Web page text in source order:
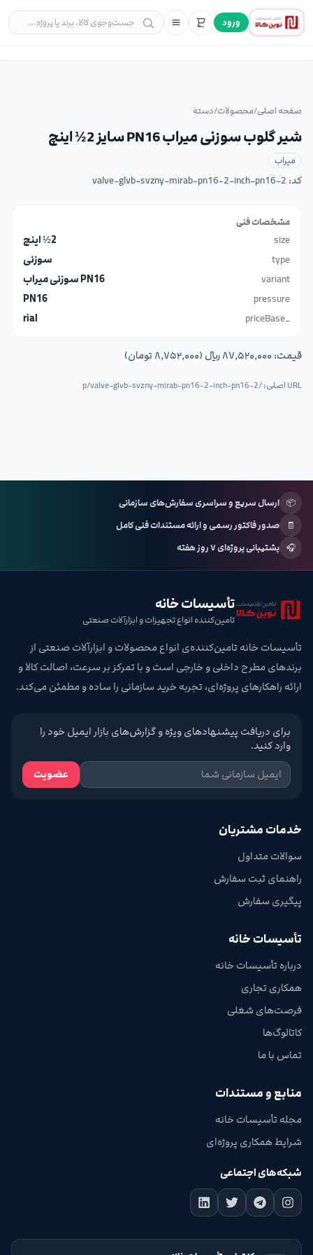
ورود
صفحه اصلی/محصولات/دسته
شیر گلوب سوزنی میراب PN16 سایز 2½ اینچ
میراب
کد: valve-glvb-svzny-mirab-pn16-2-inch-pn16-2
مشخصات فنی
size
2½ اینچ
type
سوزنی
variant
PN16 سوزنی میراب
pressure
PN16
_priceBase
rial
قیمت: ۸۷٬۵۲۰٬۰۰۰ ریال (۸٬۷۵۲٬۰۰۰ تومان)
URL اصلی: /p/ valve-glvb-svzny-mirab-pn16-2-inch-pn16-2
📦 ارسال سریع و سراسری سفارش‌های سازمانی
🧾
صدور فاکتور رسمی و ارائه مستندات فنی کامل
🎧 پشتیبانی پروژه‌ای ۷ روز هفته
تأسیسات خانه
تامین‌کننده انواع تجهیزات و ابزارآلات صنعتی
تأسیسات خانه تامین‌کننده‌ی انواع محصولات و ابزارآلات صنعتی از
برندهای مطرح داخلی و خارجی است و با تمرکز بر سرعت، اصالت کالا و
ارائه راهکارهای پروژه‌ای، تجربه خرید سازمانی را ساده و مطمئن می‌کند.
برای دریافت پیشنهادهای ویژه و گزارش‌های بازار ایمیل خود را
وارد کنید.
عضویت
خدمات مشتریان
سوالات متداول
راهنمای ثبت سفارش
پیگیری سفارش
تأسیسات خانه
درباره تأسیسات خانه
همکاری تجاری
فرصت‌های شغلی
کاتالوگ‌ها
تماس با ما
منابع و مستندات
مجله تأسیسات خانه
شرایط همکاری پروژه‌ای
شبکه‌های اجتماعی